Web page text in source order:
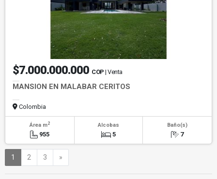
$7.000.000.000 COP | Venta
MANSION EN MALABAR CERITOS
Colombia
Área m2
955
Alcobas
5
Baño(s)
7
1 2 3 »